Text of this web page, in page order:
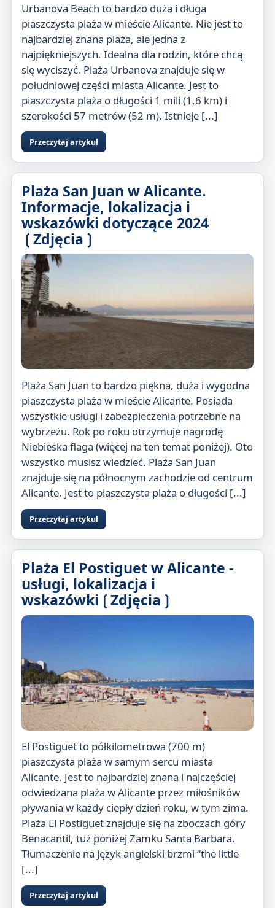
Urbanova Beach to bardzo duża i długa
piaszczysta plaża w mieście Alicante. Nie jest to
najbardziej znana plaża, ale jedna z
najpiękniejszych. Idealna dla rodzin, które chcą
się wyciszyć. Plaża Urbanova znajduje się w
południowej części miasta Alicante. Jest to
piaszczysta plaża o długości 1 mili (1,6 km) i
szerokości 57 metrów (52 m). Istnieje [...]
Przeczytaj artykuł
Plaża San Juan w Alicante.
Informacje, lokalizacja i
wskazówki dotyczące 2024
❲Zdjęcia❳
Plaża San Juan to bardzo piękna, duża i wygodna
piaszczysta plaża w mieście Alicante. Posiada
wszystkie usługi i zabezpieczenia potrzebne na
wybrzeżu. Rok po roku otrzymuje nagrodę
Niebieska flaga (więcej na ten temat poniżej). Oto
wszystko musisz wiedzieć. Plaża San Juan
znajduje się na północnym zachodzie od centrum
Alicante. Jest to piaszczysta plaża o długości [...]
Przeczytaj artykuł
Plaża El Postiguet w Alicante -
usługi, lokalizacja i
wskazówki❲Zdjęcia❳
El Postiguet to półkilometrowa (700 m)
piaszczysta plaża w samym sercu miasta
Alicante. Jest to najbardziej znana i najczęściej
odwiedzana plaża w Alicante przez miłośników
pływania w każdy ciepły dzień roku, w tym zima.
Plaża El Postiguet znajduje się na zboczach góry
Benacantil, tuż poniżej Zamku Santa Barbara.
Tłumaczenie na język angielski brzmi “the little
[...]
Przeczytaj artykuł